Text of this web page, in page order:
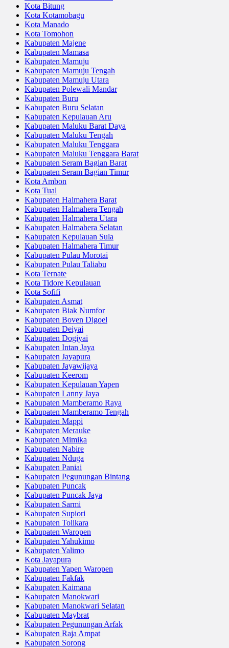
Kota Bitung
Kota Kotamobagu
Kota Manado
Kota Tomohon
Kabupaten Majene
Kabupaten Mamasa
Kabupaten Mamuju
Kabupaten Mamuju Tengah
Kabupaten Mamuju Utara
Kabupaten Polewali Mandar
Kabupaten Buru
Kabupaten Buru Selatan
Kabupaten Kepulauan Aru
Kabupaten Maluku Barat Daya
Kabupaten Maluku Tengah
Kabupaten Maluku Tenggara
Kabupaten Maluku Tenggara Barat
Kabupaten Seram Bagian Barat
Kabupaten Seram Bagian Timur
Kota Ambon
Kota Tual
Kabupaten Halmahera Barat
Kabupaten Halmahera Tengah
Kabupaten Halmahera Utara
Kabupaten Halmahera Selatan
Kabupaten Kepulauan Sula
Kabupaten Halmahera Timur
Kabupaten Pulau Morotai
Kabupaten Pulau Taliabu
Kota Ternate
Kota Tidore Kepulauan
Kota Sofifi
Kabupaten Asmat
Kabupaten Biak Numfor
Kabupaten Boven Digoel
Kabupaten Deiyai
Kabupaten Dogiyai
Kabupaten Intan Jaya
Kabupaten Jayapura
Kabupaten Jayawijaya
Kabupaten Keerom
Kabupaten Kepulauan Yapen
Kabupaten Lanny Jaya
Kabupaten Mamberamo Raya
Kabupaten Mamberamo Tengah
Kabupaten Mappi
Kabupaten Merauke
Kabupaten Mimika
Kabupaten Nabire
Kabupaten Nduga
Kabupaten Paniai
Kabupaten Pegunungan Bintang
Kabupaten Puncak
Kabupaten Puncak Jaya
Kabupaten Sarmi
Kabupaten Supiori
Kabupaten Tolikara
Kabupaten Waropen
Kabupaten Yahukimo
Kabupaten Yalimo
Kota Jayapura
Kabupaten Yapen Waropen
Kabupaten Fakfak
Kabupaten Kaimana
Kabupaten Manokwari
Kabupaten Manokwari Selatan
Kabupaten Maybrat
Kabupaten Pegunungan Arfak
Kabupaten Raja Ampat
Kabupaten Sorong